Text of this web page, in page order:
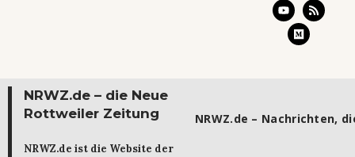
NRWZ.de – die Neue
Rottweiler Zeitung
NRWZ.de ist die Website der
NRWZ.de – Nachrichten,